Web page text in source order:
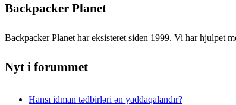
Backpacker Planet
Backpacker Planet har eksisteret siden 1999. Vi har hjulpet
Nyt i forummet
Hansı idman tədbirləri ən yaddaqalandır?